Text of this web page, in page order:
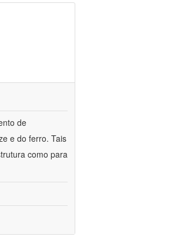
de
e do ferro. Tais
como para